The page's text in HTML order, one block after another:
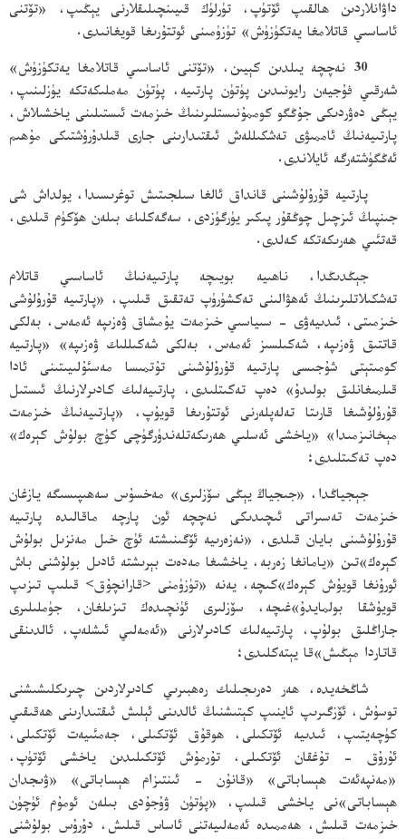
داۋانلاردىن ھالقىپ ئۆتۈپ، تۈرلۈك قىيىنچىلىقلارنى يېڭىپ، «تۆتنى
ئاساسىي قاتلامغا يەتكۈزۈش» تۈزۈمىنى ئوتتۇرىغا قويغانىدى.
30 نەچچە يىلدىن كېيىن، «تۆتنى ئاساسىي قاتلامغا يەتكۈزۈش»
شەرقىي فۇجيەن رايونىدىن پۈتۈن پارتىيە، پۈتۈن مەملىكەتكە يۈزلىنىپ،
يېڭى دەۋردىكى جۇڭگو كوممۇنىستلىرىنىڭ خىزمەت ئىستىلىنى ياخشىلاش،
پارتىيەنىڭ ئاممىۋى تەشكىللەش ئىقتىدارىنى جارى قىلدۇرۇشتىكى مۇھىم
ئەڭگۈشتەرگە ئايلاندى.
پارتىيە قۇرۇلۇشىنى قانداق ئالغا سىلجىتىش توغرىسىدا، يولداش شى
جىنپىڭ ئىزچىل چوڭقۇر پىكىر يۈرگۈزدى، سەگەكلىك بىلەن ھۆكۈم قىلدى،
قەتئىي ھەرىكەتكە كەلدى.
جېڭدىڭدا، ناھىيە بويىچە پارتىيەنىڭ ئاساسىي قاتلام
تەشكىلاتلىرىنىڭ ئەھۋالىنى تەكشۈرۈپ تەتقىق قىلىپ، «پارتىيە قۇرۇلۇشى
خىزمىتى، ئىدىيەۋى - سىياسىي خىزمەت يۇمشاق ۋەزىپە ئەمەس، بەلكى
قاتتىق ۋەزىپە، شەكىلسىز ئەمەس، بەلكى شەكىللىك ۋەزىپە» «پارتىيە
كومىتېتى شۇجىسى پارتىيە قۇرۇلۇشىنى تۇتمىسا مەسئۇلىيىتىنى ئادا
قىلمىغانلىق بولىدۇ» دەپ تەكىتلىدى، پارتىيەلىك كادىرلارنىڭ ئىستىل
قۇرۇلۇشىغا قارىتا تەلەپلەرنى ئوتتۇرىغا قويۇپ، «پارتىيەنىڭ خىزمەت
مېخانىزمىدا» «ياخشى ئەسلىي ھەرىكەتلەندۈرگۈچى كۈچ بولۇش كېرەك»
دەپ تەكىتلىدى؛
جېجياڭدا، «جىجياڭ يېڭى سۆزلىرى» مەخسۇس سەھىپىسىگە يازغان
خىزمەت تەسىراتى ئىچىدىكى نەچچە ئون پارچە ماقالىدە پارتىيە
قۇرۇلۇشىنى بايان قىلدى، «نەزەرىيە ئۆگىنىشتە ئۈچ خىل مەنزىل بولۇش
كېرەك»تىن «يامانغا زەربە، ياخشىغا مەدەت بېرىشتە ئادىل بولۇشنى باش
ئورۇنغا قويۇش كېرەك»كىچە، يەنە «تۈزۈمنى <قارانچۇق> قىلىپ تىزىپ
قويۇشقا بولمايدۇ»غىچە، سۆزلىرى ئۈنچىدەك تىزىلغان، جۈملىلىرى
جاراڭلىق بولۇپ، پارتىيەلىك كادىرلارنى «ئەمەلىي ئىشلەپ، ئالدىنقى
قاتاردا مېڭىش»قا يېتەكلىدى؛
شاڭخەيدە، ھەر دەرىجىلىك رەھبىرىي كادىرلاردىن چىرىكلىشىشنى
توسۇش، ئۆزگىرىپ ئاينىپ كېتىشنىڭ ئالدىنى ئېلىش ئىقتىدارىنى ھەقىقىي
كۈچەيتىپ، ئىدىيە ئۆتكىلى، ھوقۇق ئۆتكىلى، جەمئىيەت ئۆتكىلى،
ئۇرۇق - تۇغقان ئۆتكىلى، تۇرمۇش ئۆتكىلىدىن ياخشى ئۆتۈپ،
«مەنپەئەت ھېساباتى» «قانۇن - ئىنتىزام ھېساباتى» «ۋىجدان
ھېساباتى»نى ياخشى قىلىپ، «پۈتۈن ۋۇجۇدى بىلەن ئومۇم ئۈچۈن
خىزمەت قىلىش، ھەممىدە ئەمەلىيەتنى ئاساس قىلىش، دۇرۇس بولۇشنى